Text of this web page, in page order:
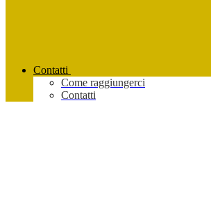
Contatti
Come raggiungerci
Contatti